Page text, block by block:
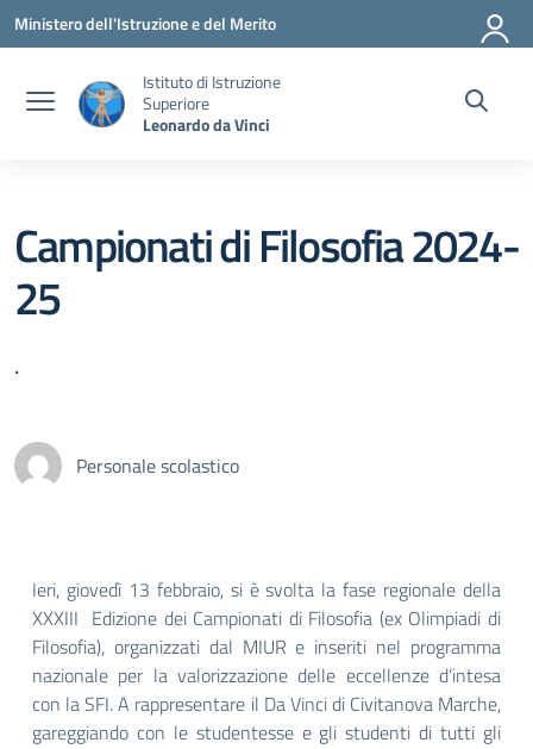
Vai ai contenuti
Vai al menu di navigazione
Vai al footer
Ministero dell'Istruzione e del Merito
Istituto di Istruzione
Superiore
Leonardo da Vinci
Campionati di Filosofia 2024-
25
.
Personale scolastico
Ieri, giovedì 13 febbraio, si è svolta la fase regionale della
XXXIII Edizione dei Campionati di Filosofia (ex Olimpiadi di
Filosofia), organizzati dal MIUR e inseriti nel programma
nazionale per la valorizzazione delle eccellenze d’intesa
con la SFI. A rappresentare il Da Vinci di Civitanova Marche,
gareggiando con le studentesse e gli studenti di tutti gli